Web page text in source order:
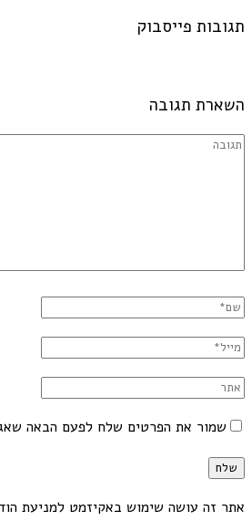
תגובות פייסבוק
השארת תגובה
שמור את הפרטים שלח לפעם הבאה
אתר זה עושה שימוש באקיזמט למניעת